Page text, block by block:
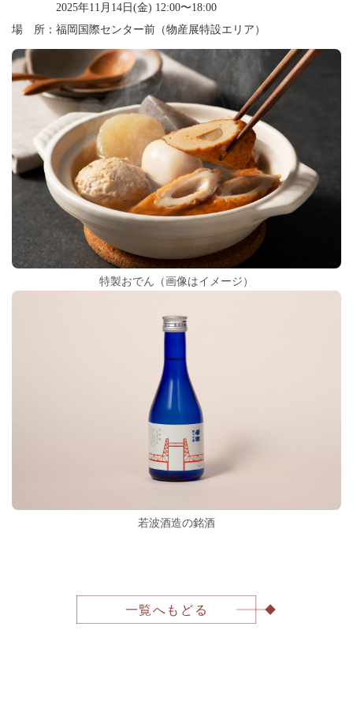
2025年11月14日(金) 12:00〜18:00
場 所：福岡国際センター前（物産展特設エリア）
特製おでん（画像はイメージ）
若波酒造の銘酒
一覧へもどる